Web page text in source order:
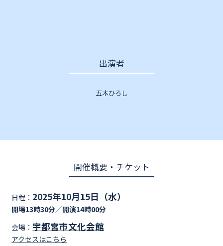
出演者
五木ひろし
開催概要・チケット
日程： 2025年10月15日（水）
開場13時30分／開演14時00分
会場： 宇都宮市文化会館
アクセスはこちら